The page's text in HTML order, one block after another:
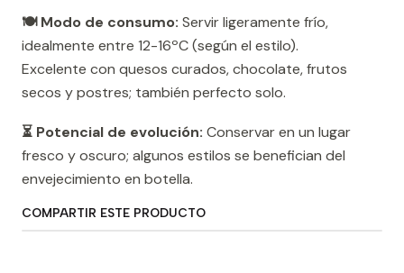
🍽️ Modo de consumo: Servir ligeramente frío,
idealmente entre 12-16ºC (según el estilo).
Excelente con quesos curados, chocolate, frutos
secos y postres; también perfecto solo.
⏳ Potencial de evolución: Conservar en un lugar
fresco y oscuro; algunos estilos se benefician del
envejecimiento en botella.
COMPARTIR ESTE PRODUCTO